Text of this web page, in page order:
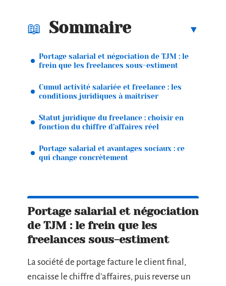
Sommaire
Portage salarial et négociation de TJM : le
frein que les freelances sous-estiment
Cumul activité salariée et freelance : les
conditions juridiques à maîtriser
Statut juridique du freelance : choisir en
fonction du chiffre d’affaires réel
Portage salarial et avantages sociaux : ce
qui change concrètement
Portage salarial et négociation
de TJM : le frein que les
freelances sous-estiment
La société de portage facture le client final,
encaisse le chiffre d’affaires, puis reverse un